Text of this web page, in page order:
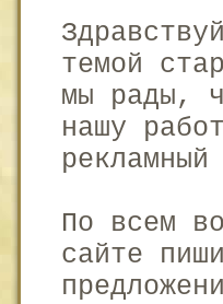
темой
мы рады,
нашу
По всем
сайте